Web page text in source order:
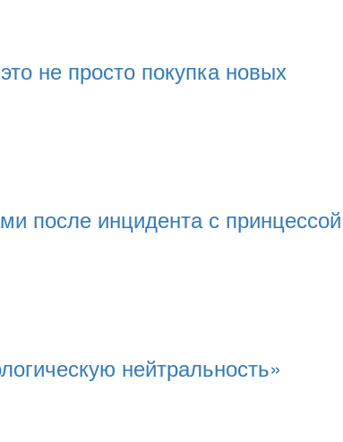
не просто покупка новых
после инцидента с принцессой
нейтральность»